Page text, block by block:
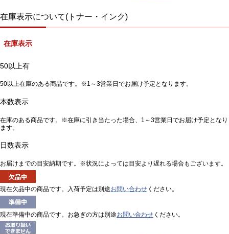
在庫表示について(トナー・インク)
在庫表示
50以上有
50以上在庫のある商品です。※1～3営業日でお届け予定となります。
本数表示
在庫のある商品です。※在庫に引き当たった場合、1～3営業日でお届け予定となり
ます。
日数表示
お届けまでの目安納期です。※状況によっては目安より遅れる場合もございます。
現在欠品中の商品です。入荷予定は別途お問い合わせ ください。
現在準備中の商品です。お急ぎの方は別途お問い合わせ ください。